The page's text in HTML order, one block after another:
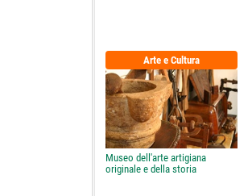
Arte e Cultura
Museo dell'arte artigiana
originale e della storia